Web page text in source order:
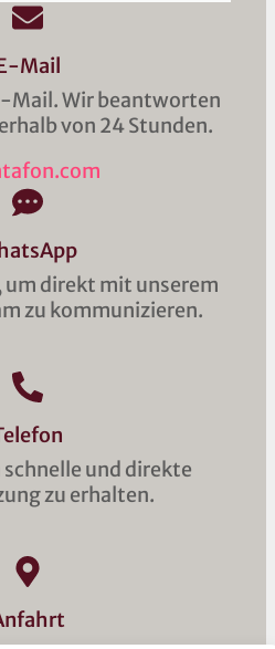
Mail
Mail. Wir beantworten
von 24 Stunden.
um direkt mit unserem
zu kommunizieren.
schnelle und direkte
zu erhalten.